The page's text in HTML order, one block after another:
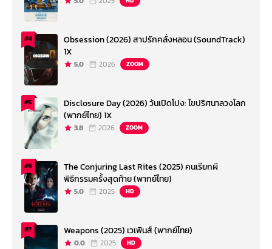
#4
Obsession (2026) สาปรักคลั่งหลอน (SoundTrack)
1X
5.0 2026 ZOOM
#5
Disclosure Day (2026) วันเปิดโปง: ไขปริศนาลวงโลก
(พากย์ไทย) 1X
3.8 2026 ZOOM
#6
The Conjuring Last Rites (2025) คนเรียกผี
พิธีกรรมครั้งสุดท้าย (พากย์ไทย)
5.0 2025 HD
#7 Weapons (2025) เวเพินส์ (พากย์ไทย)
0.0 2025 HD